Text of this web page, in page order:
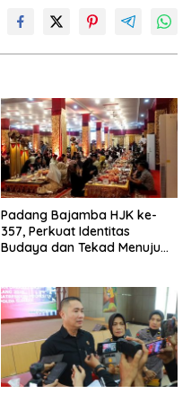
Padang Bajamba HJK ke-
357, Perkuat Identitas
Budaya dan Tekad Menuju